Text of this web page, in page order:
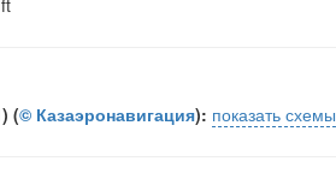
(© Казаэронавигация): показать схемы